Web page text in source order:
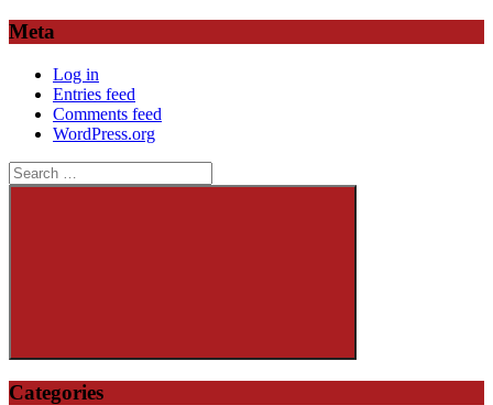
Meta
Log in
Entries feed
Comments feed
WordPress.org
Search
for:
Search
Categories